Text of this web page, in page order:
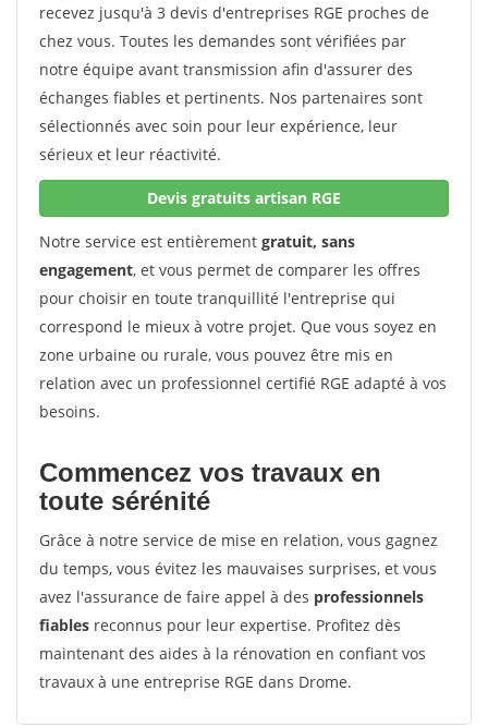
recevez jusqu'à 3 devis d'entreprises RGE proches de
chez vous. Toutes les demandes sont vérifiées par
notre équipe avant transmission afin d'assurer des
échanges fiables et pertinents. Nos partenaires sont
sélectionnés avec soin pour leur expérience, leur
sérieux et leur réactivité.
Devis gratuits artisan RGE
Notre service est entièrement gratuit, sans
engagement, et vous permet de comparer les offres
pour choisir en toute tranquillité l'entreprise qui
correspond le mieux à votre projet. Que vous soyez en
zone urbaine ou rurale, vous pouvez être mis en
relation avec un professionnel certifié RGE adapté à vos
besoins.
Commencez vos travaux en
toute sérénité
Grâce à notre service de mise en relation, vous gagnez
du temps, vous évitez les mauvaises surprises, et vous
avez l'assurance de faire appel à des professionnels
fiables reconnus pour leur expertise. Profitez dès
maintenant des aides à la rénovation en confiant vos
travaux à une entreprise RGE dans Drome.